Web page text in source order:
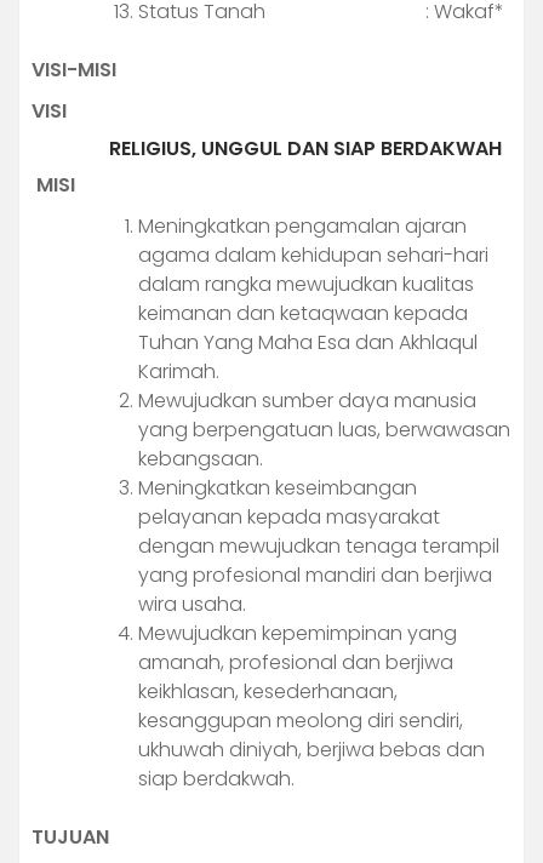
Status Tanah : Wakaf*
VISI-MISI
VISI
RELIGIUS, UNGGUL DAN SIAP BERDAKWAH
MISI
Meningkatkan pengamalan ajaran
agama dalam kehidupan sehari-hari
dalam rangka mewujudkan kualitas
keimanan dan ketaqwaan kepada
Tuhan Yang Maha Esa dan Akhlaqul
Karimah.
Mewujudkan sumber daya manusia
yang berpengatuan luas, berwawasan
kebangsaan.
Meningkatkan keseimbangan
pelayanan kepada masyarakat
dengan mewujudkan tenaga terampil
yang profesional mandiri dan berjiwa
wira usaha.
Mewujudkan kepemimpinan yang
amanah, profesional dan berjiwa
keikhlasan, kesederhanaan,
kesanggupan meolong diri sendiri,
ukhuwah diniyah, berjiwa bebas dan
siap berdakwah.
TUJUAN